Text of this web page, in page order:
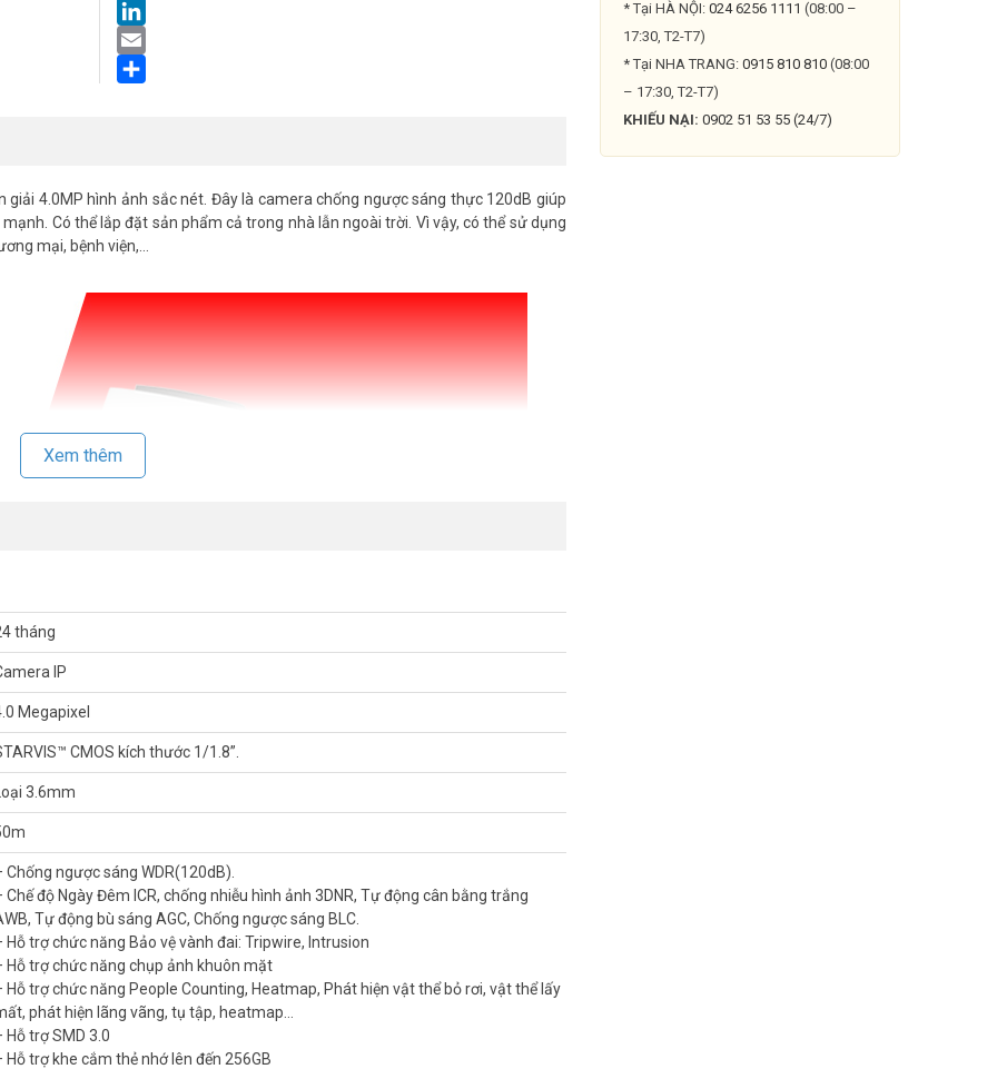
LinkedIn
Email
giải 4.0MP hình ảnh sắc nét. Đây là camera chống ngược sáng thực 120dB giúp
Có thể lắp đặt sản phẩm cả trong nhà lẫn ngoài trời. Vì vậy, có thể sử dụng
mại, bệnh viện,…
SE cho tầm quan sát xa 50 mét, hỗ trợ Starlight với độ nhạy sáng cực thấp
IP67. Sản phẩm đang có giá ưu đãi tốt và bảo hành 24 tháng trên toàn quốc tại
DH-IPC-HFW5442EP-SE
Xem thêm
tháng
IP
Megapixel
CMOS kích thước 1/1.8”.
3.6mm
Chống ngược sáng WDR(120dB).
Chế độ Ngày Đêm ICR, chống nhiễu hình ảnh 3DNR, Tự động cân bằng trắng
Tự động bù sáng AGC, Chống ngược sáng BLC.
Hỗ trợ chức năng Bảo vệ vành đai: Tripwire, Intrusion
Hỗ trợ chức năng chụp ảnh khuôn mặt
Hỗ trợ chức năng People Counting, Heatmap, Phát hiện vật thể bỏ rơi, vật thể lấy
phát hiện lãng vãng, tụ tập, heatmap…
Hỗ trợ SMD 3.0
Hỗ trợ khe cắm thẻ nhớ lên đến 256GB
* Tại HÀ NỘI: 024 6256 1111 (08:00 –
17:30, T2-T7)
* Tại NHA TRANG: 0915 810 810 (08:00
– 17:30, T2-T7)
KHIẾU NẠI: 0902 51 53 55 (24/7)